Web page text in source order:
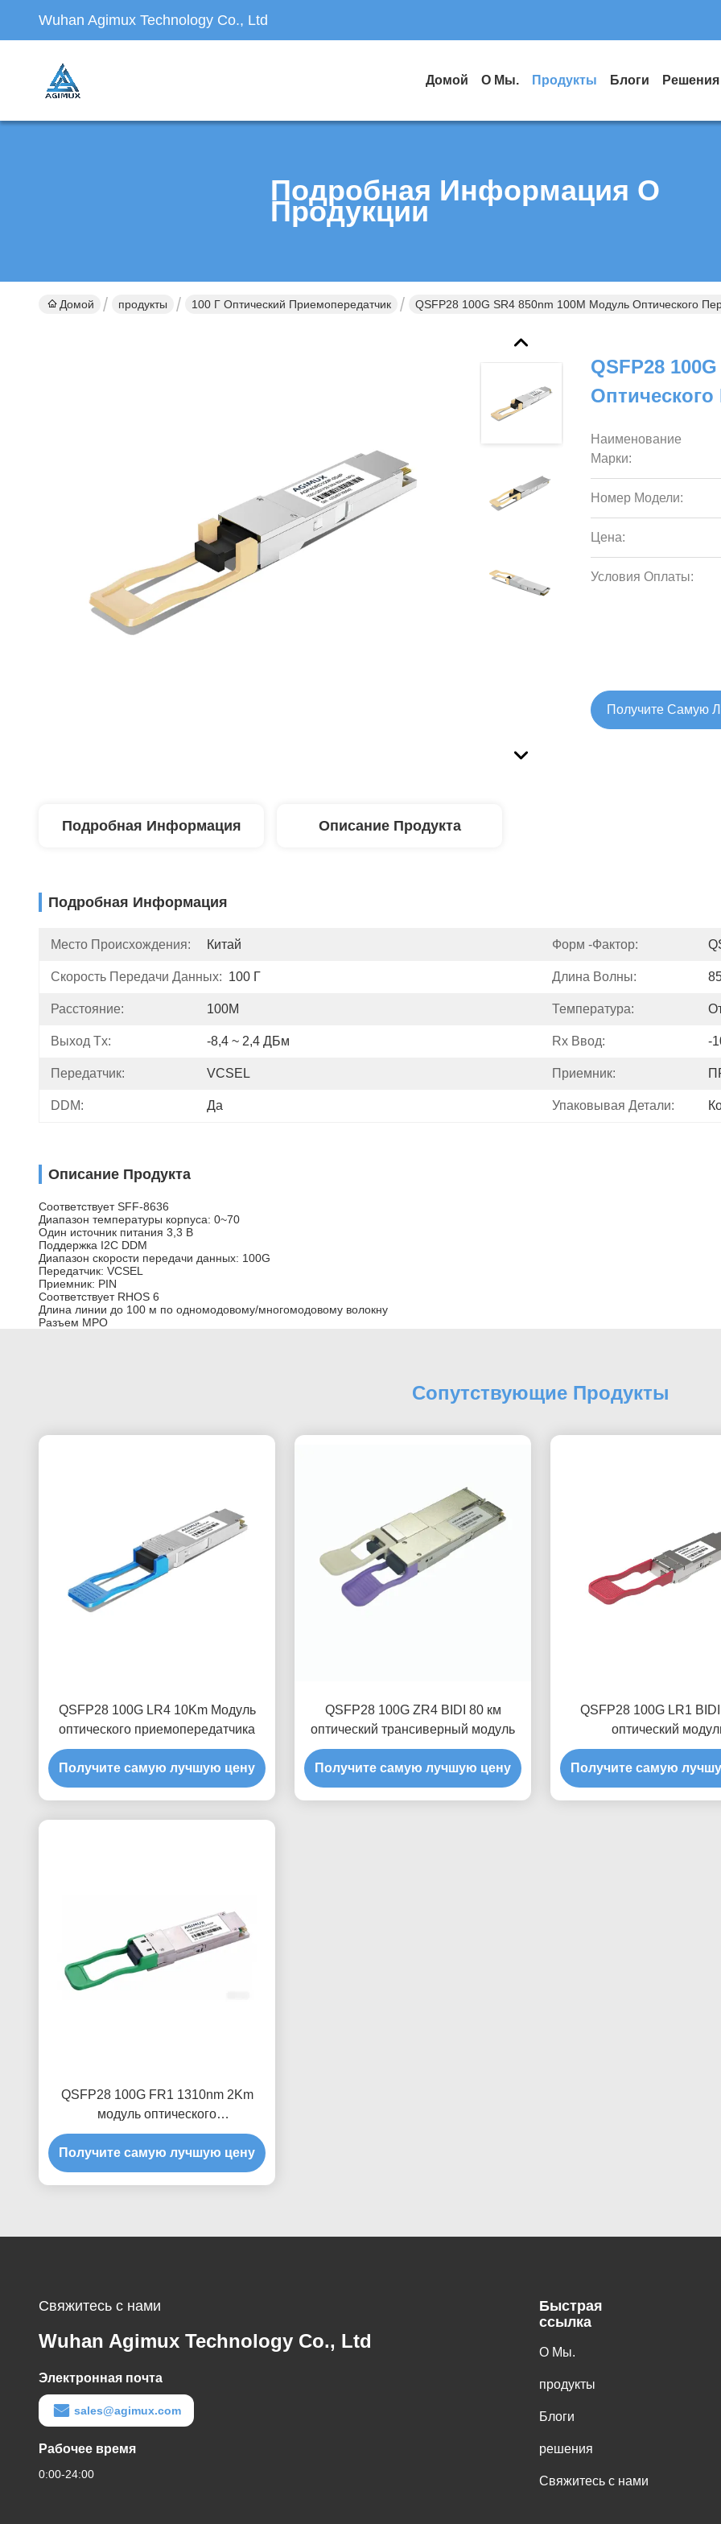
Wuhan Agimux Technology Co., Ltd
Домой О Мы. Продукты Блоги Решения
Подробная Информация О
Продукции
Домой продукты 100 Г Оптический Приемопередатчик QSFP28 100G SR4 850nm 100M Модуль Оптического
QSFP28
Оптического
Наименование
Марки:
Номер Модели:
Цена:
Условия Оплаты:
Получите Самую
Подробная Информация Описание Продукта
Подробная Информация
Место Происхождения: Китай Форм -фактор:
Скорость Передачи Данных: 100 Г Длина Волны:
Расстояние: 100М Температура:
Выход Tx: -8,4 ~ 2,4 ДБм Rx Ввод: -
Передатчик: VCSEL Приемник:
DDM: Да Упаковывая Детали:
Описание Продукта
Соответствует SFF-8636
Диапазон температуры корпуса: 0~70
Один источник питания 3,3 В
Поддержка I2C DDM
Диапазон скорости передачи данных: 100G
Передатчик: VCSEL
Приемник: PIN
Соответствует RHOS 6
Длина линии до 100 м по одномодовому/многомодовому волокну
Разъем MPO
Сопутствующие Продукты
QSFP28 100G LR4 10Km Модуль
оптического приемопередатчика
Получите самую лучшую цену
QSFP28 100G ZR4 BIDI 80 км
оптический трансиверный модуль
Получите самую лучшую цену
QSFP28 100G LR1
оптический
Получите самую
QSFP28 100G FR1 1310nm 2Km
модуль оптического
приемопередатчика
Получите самую лучшую цену
Свяжитесь с нами
Wuhan Agimux Technology Co., Ltd
Электронная почта
sales@agimux.com
Рабочее время
0:00-24:00
Быстрая
ссылка
О Мы.
продукты
Блоги
решения
Свяжитесь с нами